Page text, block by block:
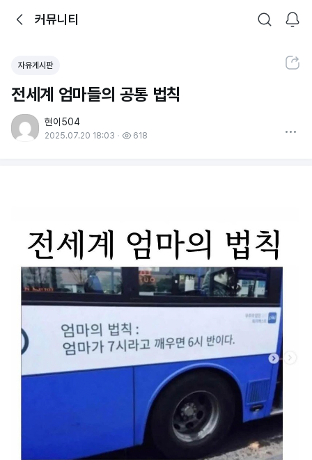
뒤로가기커뮤니티
커뮤니티
검색
알림
공유하기
자유게시판
전세계 엄마들의 공통 법칙
현이504
2025.07.20 18:03 618